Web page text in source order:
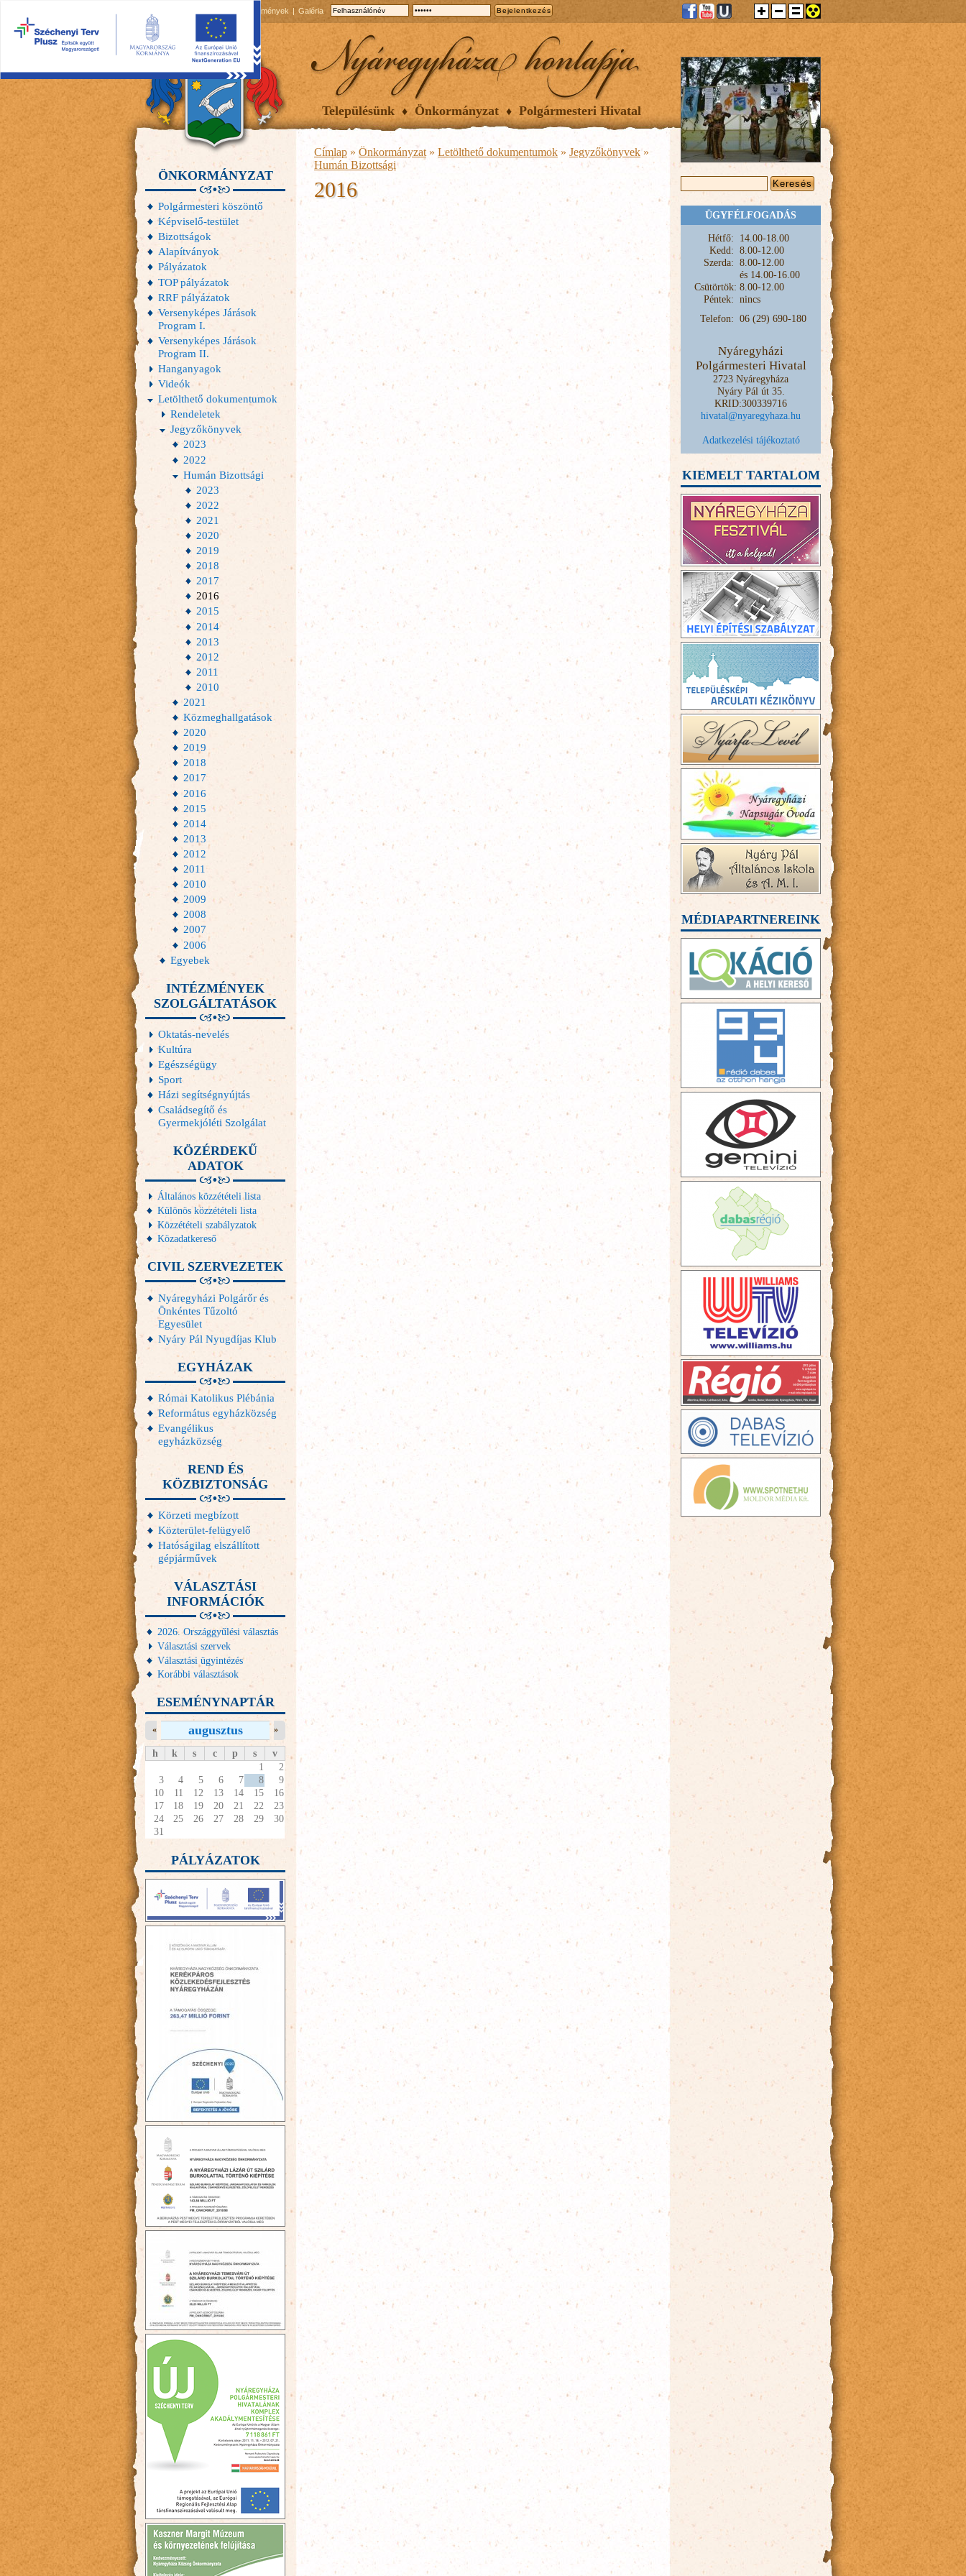
Események Galéria
Településünk Önkormányzat Polgármesteri Hivatal
Címlap » Önkormányzat » Letölthető dokumentumok » Jegyzőkönyvek »
Humán Bizottsági
2016
ÖNKORMÁNYZAT
Polgármesteri köszöntő
Képviselő-testület
Bizottságok
Alapítványok
Pályázatok
TOP pályázatok
RRF pályázatok
Versenyképes Járások
Program I.
Versenyképes Járások
Program II.
Hanganyagok
Videók
Letölthető dokumentumok
Rendeletek
Jegyzőkönyvek
2023
2022
Humán Bizottsági
2023
2022
2021
2020
2019
2018
2017
2016
2015
2014
2013
2012
2011
2010
2021
Közmeghallgatások
2020
2019
2018
2017
2016
2015
2014
2013
2012
2011
2010
2009
2008
2007
2006
Egyebek
INTÉZMÉNYEK
SZOLGÁLTATÁSOK
Oktatás-nevelés
Kultúra
Egészségügy
Sport
Házi segítségnyújtás
Családsegítő és
Gyermekjóléti Szolgálat
KÖZÉRDEKŰ
ADATOK
Általános közzétételi lista
Különös közzétételi lista
Közzétételi szabályzatok
Közadatkereső
CIVIL SZERVEZETEK
Nyáregyházi Polgárőr és
Önkéntes Tűzoltó
Egyesület
Nyáry Pál Nyugdíjas Klub
EGYHÁZAK
Római Katolikus Plébánia
Református egyházközség
Evangélikus
egyházközség
REND ÉS
KÖZBIZTONSÁG
Körzeti megbízott
Közterület-felügyelő
Hatóságilag elszállított
gépjárművek
VÁLASZTÁSI
INFORMÁCIÓK
2026. Országgyűlési választás
Választási szervek
Választási ügyintézés
Korábbi választások
ESEMÉNYNAPTÁR
augusztus
« »
h k s c p s
v
1
2
3
4 5 6 7 8
9
10
11 12 13 14 15
16
17
18 19 20 21 22
23
24
25 26 27 28 29
30
31
PÁLYÁZATOK
KERESÉS ŰRLAP
ÜGYFÉLFOGADÁS
Hétfő: 14.00-18.00
Kedd: 8.00-12.00
Szerda: 8.00-12.00
és 14.00-16.00
Csütörtök: 8.00-12.00
Péntek: nincs
Telefon: 06 (29) 690-180
Nyáregyházi
Polgármesteri Hivatal
2723 Nyáregyháza
Nyáry Pál út 35.
KRID:300339716
hivatal@nyaregyhaza.hu
Adatkezelési tájékoztató
KIEMELT TARTALOM
MÉDIAPARTNEREINK